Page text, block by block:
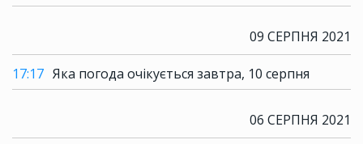
09 СЕРПНЯ 2021
17:17 Яка погода очікується завтра, 10 серпня
06 СЕРПНЯ 2021